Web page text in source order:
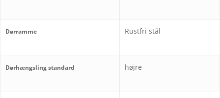
Dørramme Rustfri stål
Dørhængsling standard højre